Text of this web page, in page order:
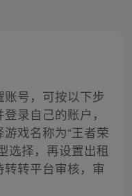
号，可按以下步
录自己的账户，
戏名称为“王者荣
选择，再设置出租
转平台审核，审